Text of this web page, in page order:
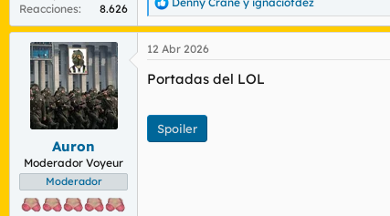
Reacciones
8.626
R
e
a
c
i
e
s
Auron
Moderador Voyeur
Moderador
12 Abr 2026
Portadas del LOL
Spoiler